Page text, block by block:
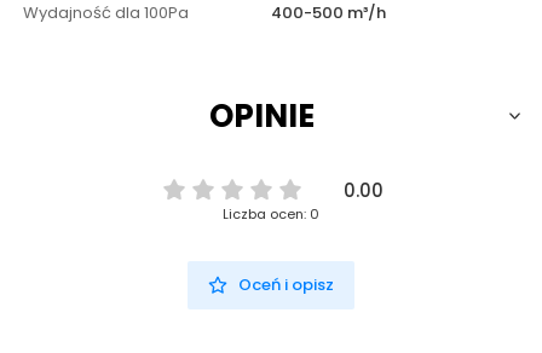
Wydajność dla 100Pa
400-500 m³/h
OPINIE
0.00
Liczba ocen: 0
Oceń i opisz